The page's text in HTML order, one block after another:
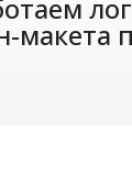
макета